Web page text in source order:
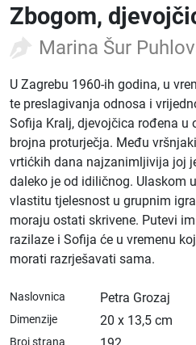
Zbogom,
Marina Šur
U Zagrebu 1960-ih godina, u
te preslagivanja odnosa i
Sofija Kralj, djevojčica rođena u
brojna proturječja. Među
vrtićkih dana najzanimljivija joj
daleko je od idiličnog. Ulaskom
vlastitu tjelesnost u grupnim
moraju ostati skrivene. Putevi
razilaze i Sofija će u vremenu
morati razrješavati sama.
Naslovnica Petra Grozaj
Dimenzije 20 x 13,5 cm
Broj strana